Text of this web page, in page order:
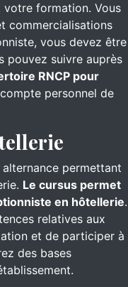
votre formation. Vous
commercialisations
vous devez être
pouvez suivre auprès
RNCP pour
personnel de
permettant
Le cursus permet
en hôtellerie.
relatives aux
et de participer à
des bases